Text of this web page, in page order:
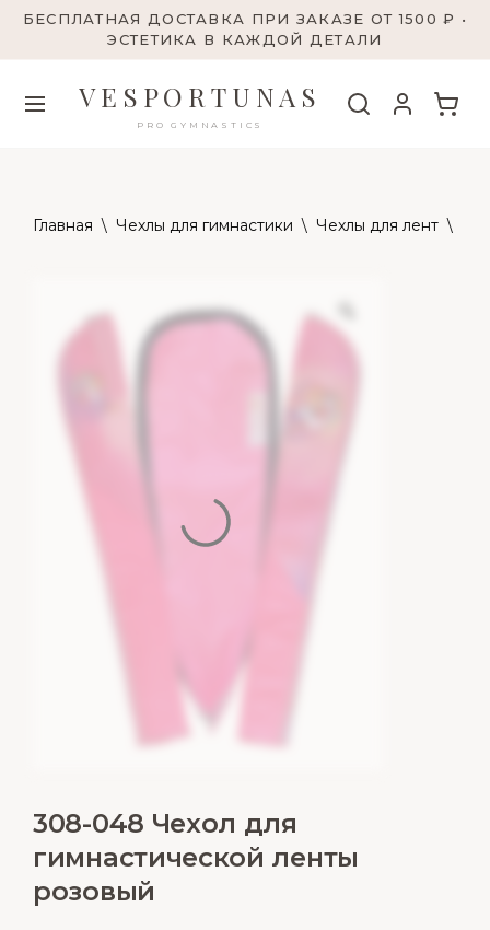
БЕСПЛАТНАЯ ДОСТАВКА ПРИ ЗАКАЗЕ ОТ 1500 ₽ •
ЭСТЕТИКА В КАЖДОЙ ДЕТАЛИ
VESPORTUNAS
PRO GYMNASTICS
Главная \ Чехлы для гимнастики \ Чехлы для лент \
308-048 Чехол для
гимнастической ленты
розовый